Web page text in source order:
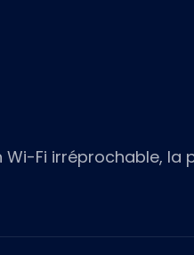
Fi irréprochable,